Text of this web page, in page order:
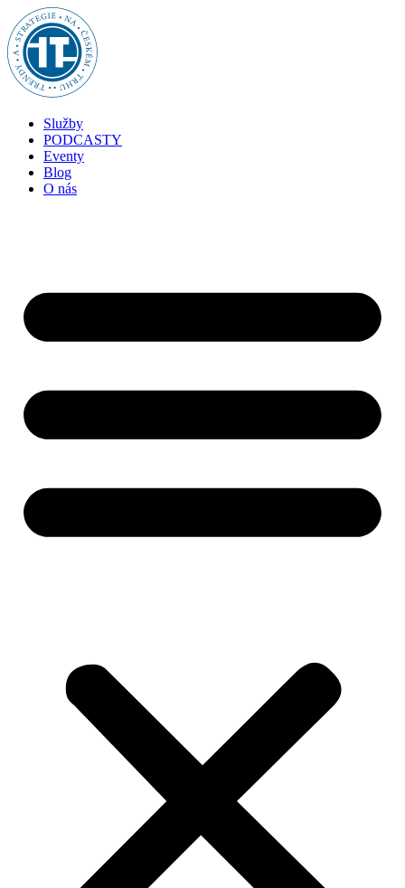
Služby
PODCASTY
Eventy
Blog
O nás